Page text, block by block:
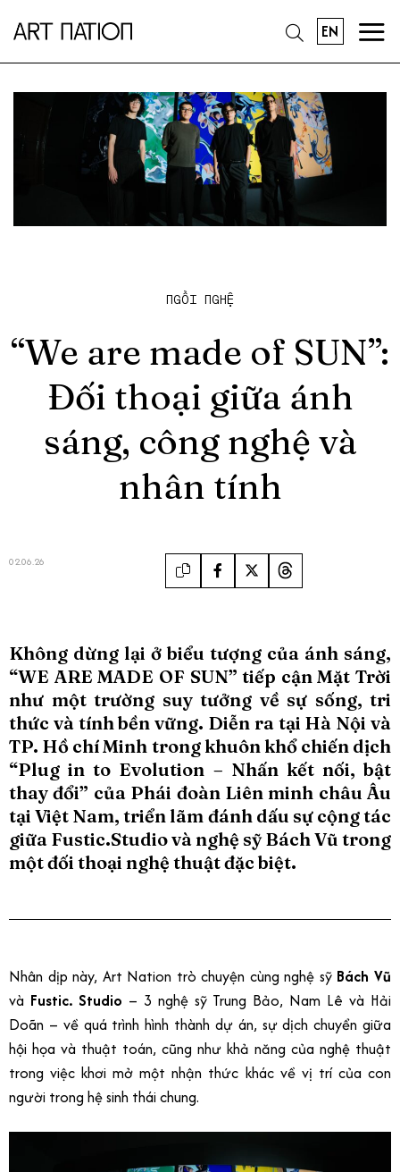
EN
NGỒI NGHỆ
“We are made of SUN”:
Đối thoại giữa ánh
sáng, công nghệ và
nhân tính
02.06.26
Không dừng lại ở biểu tượng của ánh sáng,
“WE ARE MADE OF SUN” tiếp cận Mặt Trời
như một trường suy tưởng về sự sống, tri
thức và tính bền vững. Diễn ra tại Hà Nội và
TP. Hồ chí Minh trong khuôn khổ chiến dịch
“Plug in to Evolution – Nhấn kết nối, bật
thay đổi” của Phái đoàn Liên minh châu Âu
tại Việt Nam, triển lãm đánh dấu sự cộng tác
giữa Fustic.Studio và nghệ sỹ Bách Vũ trong
một đối thoại nghệ thuật đặc biệt.
Nhân dịp này, Art Nation trò chuyện cùng nghệ sỹ Bách Vũ
và Fustic. Studio – 3 nghệ sỹ Trung Bảo, Nam Lê và Hải
Doãn – về quá trình hình thành dự án, sự dịch chuyển giữa
hội họa và thuật toán, cũng như khả năng của nghệ thuật
trong việc khơi mở một nhận thức khác về vị trí của con
người trong hệ sinh thái chung.